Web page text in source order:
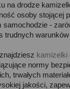
na drodze
osoby stojącej
samochodzie -
trudnych
kamizelki
normy
trwałych
jakości,